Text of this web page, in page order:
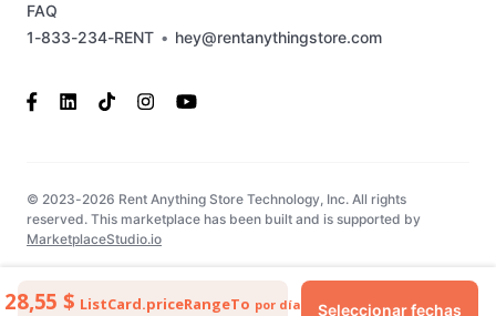
28,55 $ ListCard.priceRangeTo por día Seleccionar fechas
1-833-234-RENT • hey@rentanythingstore.com
FAQ
© 2023-2026 Rent Anything Store Technology, Inc. All rights
reserved. This marketplace has been built and is supported by
MarketplaceStudio.io